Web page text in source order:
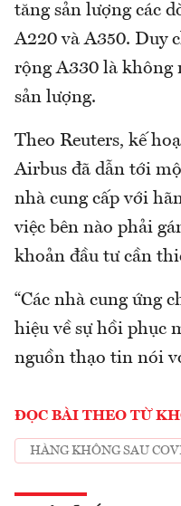
tăng sản lượng các
A220 và A350. Duy
rộng A330 là không
sản lượng.
Theo Reuters, kế
Airbus đã dẫn tới
nhà cung cấp với
việc bên nào phải
khoản đầu tư cần
“Các nhà cung ứng
hiệu về sự hồi phục
nguồn thạo tin nói
ĐỌC BÀI THEO TỪ
HÀNG KHÔNG SAU